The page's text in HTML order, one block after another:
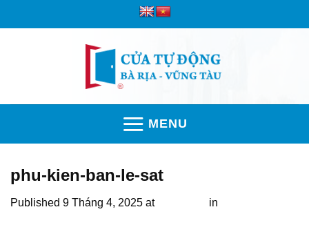
MENU
phu-kien-ban-le-sat
Published 9 Tháng 4, 2025 at in